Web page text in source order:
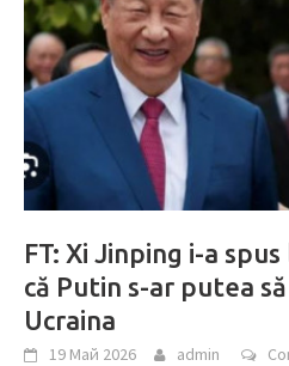
FT: Xi Jinping i-a
că Putin s-ar putea
Ucraina
19 Май 2026 admin